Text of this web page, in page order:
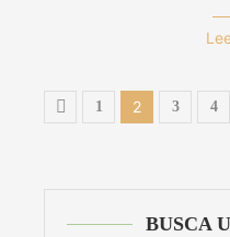
1 2 3 4
BUSCA